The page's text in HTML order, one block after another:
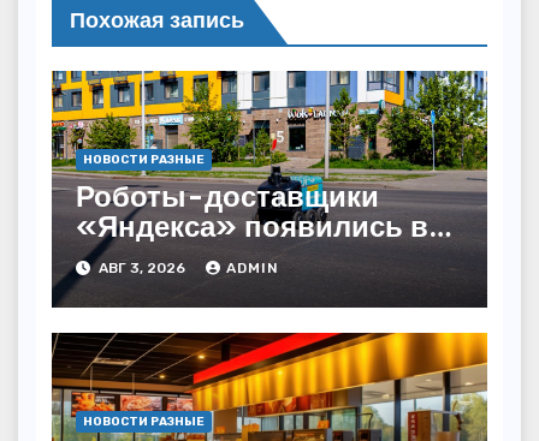
Похожая запись
НОВОСТИ РАЗНЫЕ
Роботы-доставщики
«Яндекса» появились в
Казахстане
АВГ 3, 2026 ADMIN
НОВОСТИ РАЗНЫЕ